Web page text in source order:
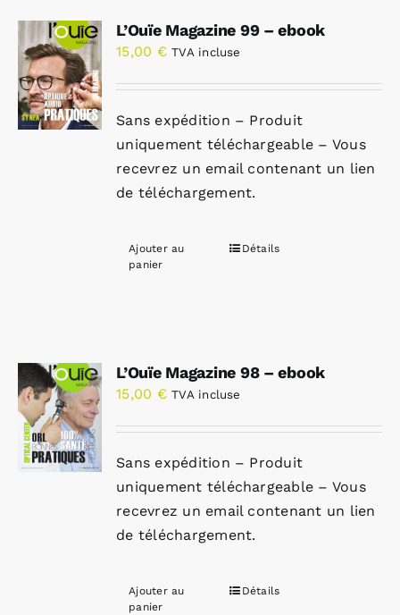
L’Ouïe Magazine 99 – ebook
15,00 € TVA incluse
Sans expédition – Produit
uniquement téléchargeable – Vous
recevrez un email contenant un lien
de téléchargement.
Ajouter au
panier
Détails
L’Ouïe Magazine 98 – ebook
15,00 € TVA incluse
Sans expédition – Produit
uniquement téléchargeable – Vous
recevrez un email contenant un lien
de téléchargement.
Ajouter au
panier
Détails